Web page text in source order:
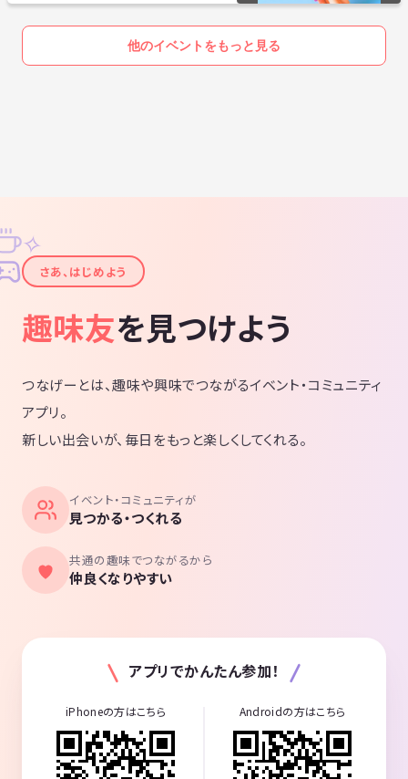
他のイベントをもっと見る
✦
✧
さあ、はじめよう
趣味友を見つけよう
つなげーとは、趣味や興味でつながるイベント・コミュニティ
アプリ。
新しい出会いが、毎日をもっと楽しくしてくれる。
イベント・コミュニティが
見つかる・つくれる
共通の趣味でつながるから
仲良くなりやすい
アプリでかんたん参加！
iPhoneの方はこちら Androidの方はこちら